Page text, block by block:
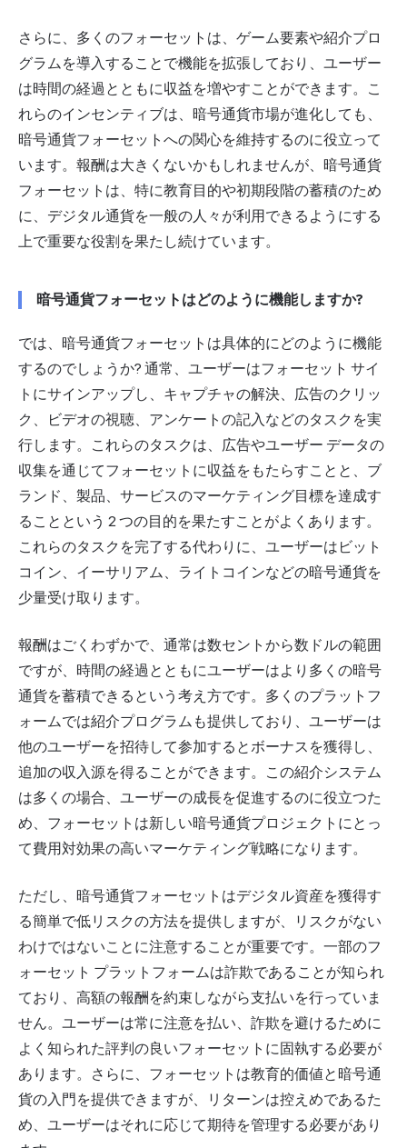
さらに、多くのフォーセットは、ゲーム要素や紹介プロ
グラムを導入することで機能を拡張しており、ユーザー
は時間の経過とともに収益を増やすことができます。こ
れらのインセンティブは、暗号通貨市場が進化しても、
暗号通貨フォーセットへの関心を維持するのに役立って
います。報酬は大きくないかもしれませんが、暗号通貨
フォーセットは、特に教育目的や初期段階の蓄積のため
に、デジタル通貨を一般の人々が利用できるようにする
上で重要な役割を果たし続けています。
暗号通貨フォーセットはどのように機能しますか?
では、暗号通貨フォーセットは具体的にどのように機能
するのでしょうか? 通常、ユーザーはフォーセット サイ
トにサインアップし、キャプチャの解決、広告のクリッ
ク、ビデオの視聴、アンケートの記入などのタスクを実
行します。これらのタスクは、広告やユーザー データの
収集を通じてフォーセットに収益をもたらすことと、ブ
ランド、製品、サービスのマーケティング目標を達成す
ることという 2 つの目的を果たすことがよくあります。
これらのタスクを完了する代わりに、ユーザーはビット
コイン、イーサリアム、ライトコインなどの暗号通貨を
少量受け取ります。
報酬はごくわずかで、通常は数セントから数ドルの範囲
ですが、時間の経過とともにユーザーはより多くの暗号
通貨を蓄積できるという考え方です。多くのプラットフ
ォームでは紹介プログラムも提供しており、ユーザーは
他のユーザーを招待して参加するとボーナスを獲得し、
追加の収入源を得ることができます。この紹介システム
は多くの場合、ユーザーの成長を促進するのに役立つた
め、フォーセットは新しい暗号通貨プロジェクトにとっ
て費用対効果の高いマーケティング戦略になります。
ただし、暗号通貨フォーセットはデジタル資産を獲得す
る簡単で低リスクの方法を提供しますが、リスクがない
わけではないことに注意することが重要です。一部のフ
ォーセット プラットフォームは詐欺であることが知られ
ており、高額の報酬を約束しながら支払いを行っていま
せん。ユーザーは常に注意を払い、詐欺を避けるために
よく知られた評判の良いフォーセットに固執する必要が
あります。さらに、フォーセットは教育的価値と暗号通
貨の入門を提供できますが、リターンは控えめであるた
め、ユーザーはそれに応じて期待を管理する必要があり